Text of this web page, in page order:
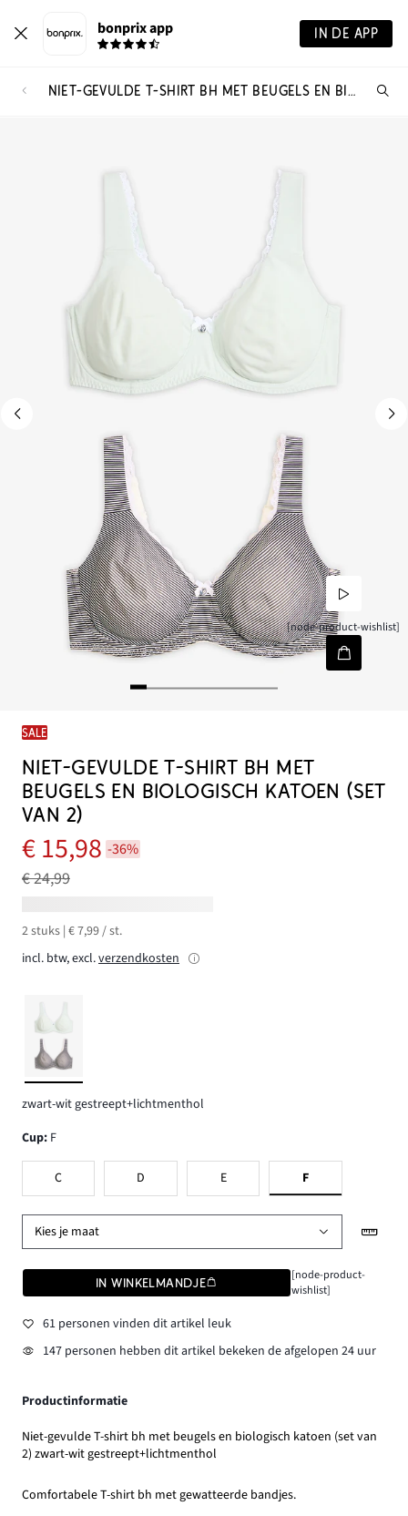
bonprix app IN DE APP
NIET-GEVULDE T-SHIRT BH MET BEUGELS EN BIOLOGISCH KATOEN (SET VAN 2)
[node-product-wishlist]
SALE
NIET-GEVULDE T-SHIRT BH MET
BEUGELS EN BIOLOGISCH KATOEN (SET
VAN 2)
€ 15,98 -36%
€ 24,99
2 stuks | € 7,99 / st.
incl. btw, excl.verzendkosten
zwart-wit gestreept+lichtmenthol
Cup: F
C D E F
Kies je maat
IN WINKELMANDJE
[node-product-
wishlist]
61 personen vinden dit artikel leuk
147 personen hebben dit artikel bekeken de afgelopen 24 uur
Productinformatie
Niet-gevulde T-shirt bh met beugels en biologisch katoen (set van
2) zwart-wit gestreept+lichtmenthol
Comfortabele T-shirt bh met gewatteerde bandjes.